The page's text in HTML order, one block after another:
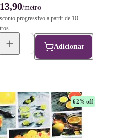
/metro
progressivo a partir de 10
Adicionar
62% off